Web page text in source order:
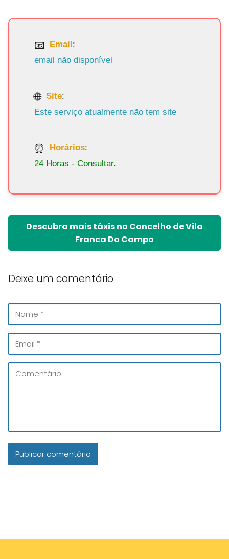
Email:
email não disponível
Site:
Este serviço atualmente não tem site
Horários:
24 Horas - Consultar.
Descubra mais táxis no Concelho de Vila
Franca Do Campo
Deixe um comentário